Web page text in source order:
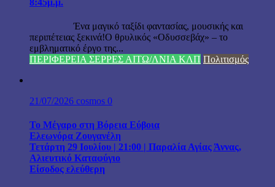
Ένα μαγικό ταξίδι φαντασίας, μουσικής και
περιπέτειας ξεκινά!Ο θρυλικός «Οδυσσεβάχ» – το
εμβληματικό έργο της...
ΠΕΡΙΦΕΡΕΙΑ ΣΕΡΡΕΣ ΑΙΤΩ/ΛΝΙΑ ΚΛΠ Πολιτισμός
21/07/2026 cosmos 0
Το Μέγαρο στη Βόρεια Εύβοια
Ελεωνόρα Ζουγανέλη
Τετάρτη 29 Ιουλίου | 21:00 | Παραλία Αγίας Άννας,
Αλιευτικό Καταφύγιο
Είσοδος ελεύθερη